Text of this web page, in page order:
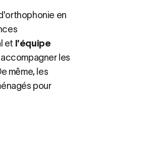
en
et l'équipe
les
même, les
pour